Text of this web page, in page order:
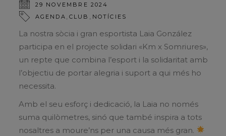
29 NOVEMBRE 2024
AGENDA CLUB NOTÍCIES
La nostra sòcia i gran esportista Laia González
participa en el projecte solidari «Km x Somriures»,
un repte que combina l’esport i la solidaritat amb
l’objectiu de portar alegria i suport a qui més ho
necessita.
Amb el seu esforç i dedicació, la Laia no només
suma quilòmetres, sinó que també inspira a tots
nosaltres a moure’ns per una causa més gran.